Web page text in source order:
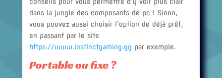
dans la jungle des composants de pc ! Sinon,
vous pouvez aussi choisir l’option de déjà prêt,
en passant par le site
https://www.instinctgaming.gg par exemple.
Portable ou fixe ?